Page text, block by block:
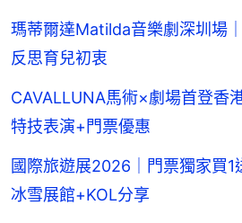
瑪蒂爾達Matilda音樂劇深圳場
反思育兒初衷
CAVALLUNA馬術×劇場首登香
特技表演+門票優惠
國際旅遊展2026｜門票獨家買
冰雪展館+KOL分享